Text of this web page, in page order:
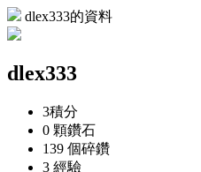
dlex333的資料
dlex333
3積分
0 顆鑽石
139 個碎鑽
3 經驗